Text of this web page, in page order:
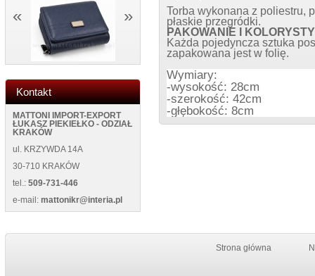
« »
Kontakt
MATTONI IMPORT-EXPORT
ŁUKASZ PIEKIEŁKO - ODZIAŁ
KRAKÓW
ul. KRZYWDA 14A
30-710 KRAKÓW
tel.: 509-731-446
e-mail: mattonikr@interia.pl
Torba wykonana z poliestru,
płaskie przegródki.
PAKOWANIE I
Każda pojedyncza sztuka
zapakowana jest w folię.
Wymiary:
-wysokość: 28cm
-szerokość: 42cm
-głębokość: 8cm
Strona główna